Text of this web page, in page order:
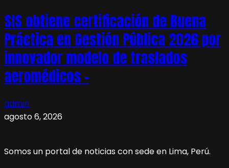
SIS obtiene certificación de Buena
Práctica en Gestión Pública 2026 por
innovador modelo de traslados
aeromédicos –
admin
agosto 6, 2026
Somos un portal de noticias con sede en Lima, Perú.